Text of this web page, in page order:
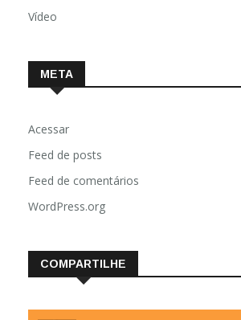
Vídeo
META
Acessar
Feed de posts
Feed de comentários
WordPress.org
COMPARTILHE